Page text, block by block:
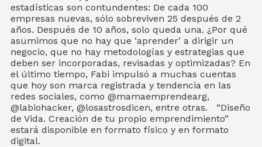
estadísticas son contundentes: De cada 100
empresas nuevas, sólo sobreviven 25 después de 2
años. Después de 10 años, solo queda una. ¿Por qué
asumimos que no hay que ‘aprender’ a dirigir un
negocio, que no hay metodologías y estrategias que
deben ser incorporadas, revisadas y optimizadas? En
el último tiempo, Fabi impulsó a muchas cuentas
que hoy son marca registrada y tendencia en las
redes sociales, como @mamaemprendearg,
@labiohacker, @losastrosdicen, entre otras. “Diseño
de Vida. Creación de tu propio emprendimiento”
estará disponible en formato físico y en formato
digital.